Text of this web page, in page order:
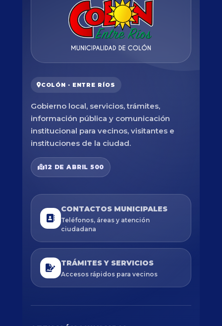
COLÓN · ENTRE RÍOS
Gobierno local, servicios, trámites,
información pública y comunicación
institucional para vecinos, visitantes e
instituciones de la ciudad.
12 DE ABRIL 500
CONTACTOS MUNICIPALES
Teléfonos, áreas y atención
ciudadana
TRÁMITES Y SERVICIOS
Accesos rápidos para vecinos